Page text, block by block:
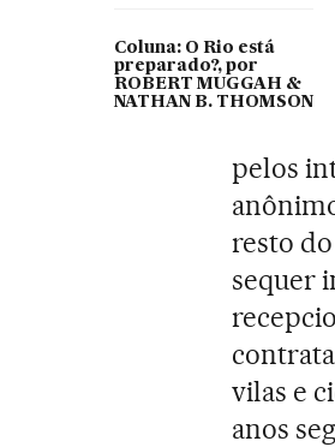
Coluna: O Rio está
preparado?, por
ROBERT MUGGAH &
NATHAN B. THOMSON
pelos
resto
sequer
vilas e
anos